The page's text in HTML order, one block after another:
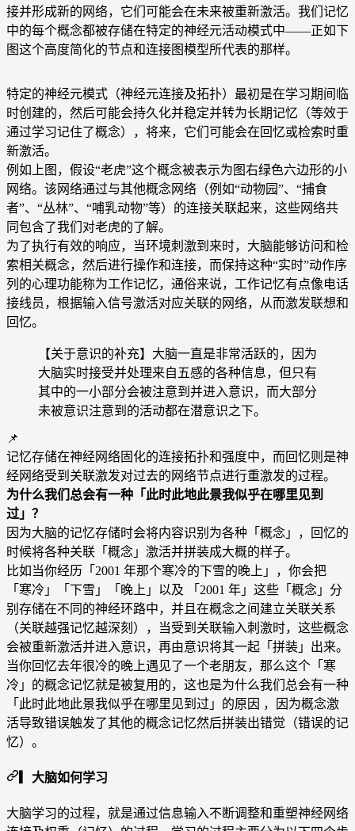
接并形成新的网络，它们可能会在未来被重新激活。我们记忆
中的每个概念都被存储在特定的神经元活动模式中——正如下
图这个高度简化的节点和连接图模型所代表的那样。
特定的神经元模式（神经元连接及拓扑）最初是在学习期间临
时创建的，然后可能会持久化并稳定并转为长期记忆（等效于
通过学习记住了概念），将来，它们可能会在回忆或检索时重
新激活。
例如上图，假设“老虎”这个概念被表示为图右绿色六边形的小
网络。该网络通过与其他概念网络（例如“动物园”、“捕食
者”、“丛林”、“哺乳动物”等）的连接关联起来，这些网络共
同包含了我们对老虎的了解。
为了执行有效的响应，当环境刺激到来时，大脑能够访问和检
索相关概念，然后进行操作和连接，而保持这种“实时”动作序
列的心理功能称为工作记忆，通俗来说，工作记忆有点像电话
接线员，根据输入信号激活对应关联的网络，从而激发联想和
回忆。
【关于意识的补充】大脑一直是非常活跃的，因为
大脑实时接受并处理来自五感的各种信息，但只有
其中的一小部分会被注意到并进入意识，而大部分
未被意识注意到的活动都在潜意识之下。
📌
记忆存储在神经网络固化的连接拓扑和强度中，而回忆则是神
经网络受到关联激发对过去的网络节点进行重激发的过程。
为什么我们总会有一种「此时此地此景我似乎在哪里见到
过」？
因为大脑的记忆存储时会将内容识别为各种「概念」，回忆的
时候将各种关联「概念」激活并拼装成大概的样子。
比如当你经历「 2001 年那个寒冷的下雪的晚上 」，你会把
「寒冷」「下雪」「晚上」以及 「2001 年」这些「概念」分
别存储在不同的神经环路中，并且在概念之间建立关联关系
（关联越强记忆越深刻），当受到关联输入刺激时，这些概念
会被重新激活并进入意识，再由意识将其一起「拼装」出来。
当你回忆去年很冷的晚上遇见了一个老朋友，那么这个「寒
冷」的概念记忆就是被复用的，这也是为什么我们总会有一种
「此时此地此景我似乎在哪里见到过」的原因 ，因为概念激
活导致错误触发了其他的概念记忆然后拼装出错觉（错误的记
忆）。
▎大脑如何学习
大脑学习的过程，就是通过信息输入不断调整和重塑神经网络